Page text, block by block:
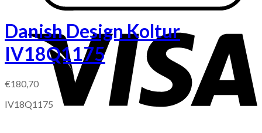
Danish Design Koltur
IV18Q1175
€180,70
IV18Q1175